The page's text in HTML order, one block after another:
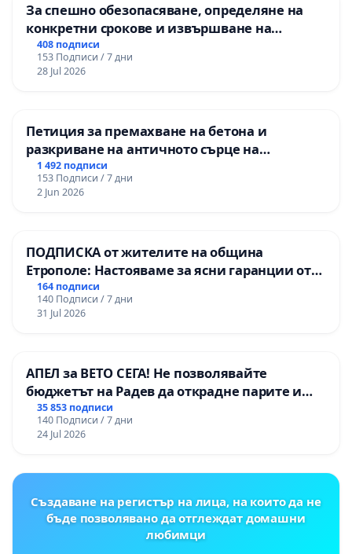
За спешно обезопасяване, определяне на
конкретни срокове и извършване на
цялостна рехабилитация на
републиканския път между пътен възел АМ
„Тракия“ - гр. Ихтиман - с. Мирово - к.к.
408 подписи
153 Подписи / 7 дни
28 Jul 2026
Петиция за премахване на бетона и
разкриване на античното сърце на
Могиланската могила във Враца
1 492 подписи
153 Подписи / 7 дни
2 Jun 2026
ПОДПИСКА от жителите на община
Етрополе: Настояваме за ясни гаранции от
“Елаците-МЕД” АД и от държавата, че ще се
изпълнят всички екологични норми!
164 подписи
140 Подписи / 7 дни
31 Jul 2026
АПЕЛ за ВЕТО СЕГА! Не позволявайте
бюджетът на Радев да открадне парите и
правата ни в тъмното
35 853 подписи
140 Подписи / 7 дни
24 Jul 2026
Създаване на регистър на лица, на които да не
бъде позволявано да отглеждат домашни
любимци